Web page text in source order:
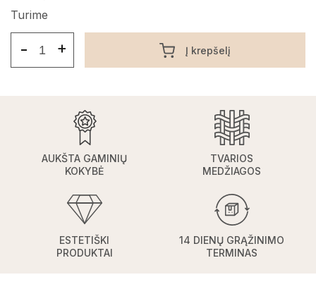
Turime
- + Į krepšelį
AUKŠTA GAMINIŲ
KOKYBĖ
TVARIOS
MEDŽIAGOS
ESTETIŠKI
PRODUKTAI
14 DIENŲ GRĄŽINIMO
TERMINAS